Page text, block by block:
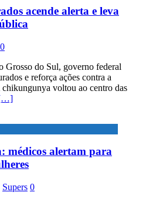
acende alerta e leva
0
Grosso do Sul, governo federal
e reforça ações contra a
voltou ao centro das
médicos alertam para
Supers 0